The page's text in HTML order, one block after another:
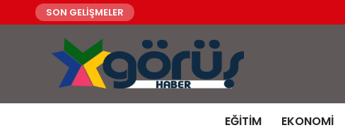
SON GELİŞMELER
EĞITIM EKONOMI